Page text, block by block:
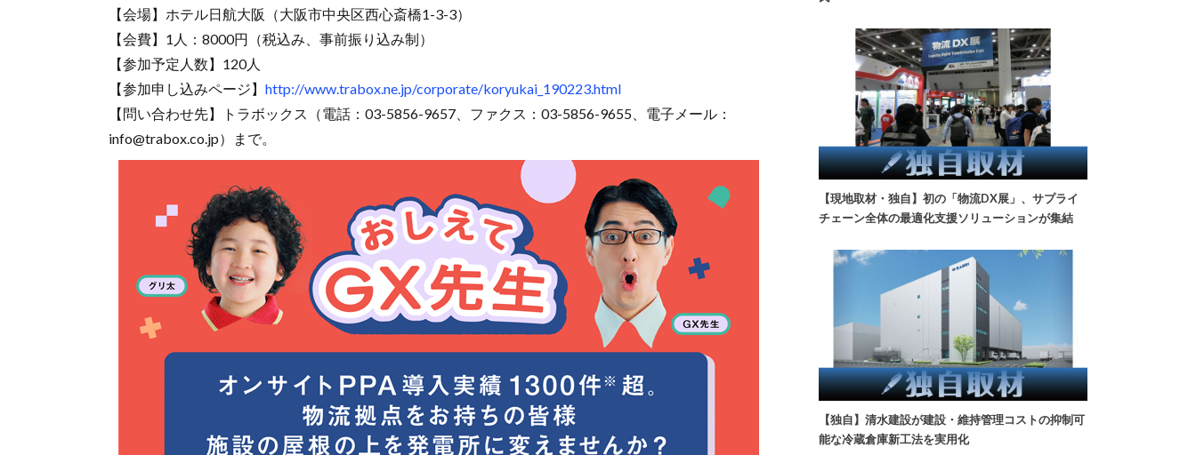
【会場】ホテル日航大阪（大阪市中央区西心斎橋1-3-3）
【会費】1人：8000円（税込み、事前振り込み制）
【参加予定人数】120人
【参加申し込みページ】 http://www.trabox.ne.jp/corporate/koryukai_190223.html
【問い合わせ先】トラボックス（電話：03-5856-9657、ファクス：03-5856-9655、電子メール：
info@trabox.co.jp）まで。
【現地取材・独自】初の「物流DX展」、サプライ
チェーン全体の最適化支援ソリューションが集結
【独自】清水建設が建設・維持管理コストの抑制可
能な冷蔵倉庫新工法を実用化